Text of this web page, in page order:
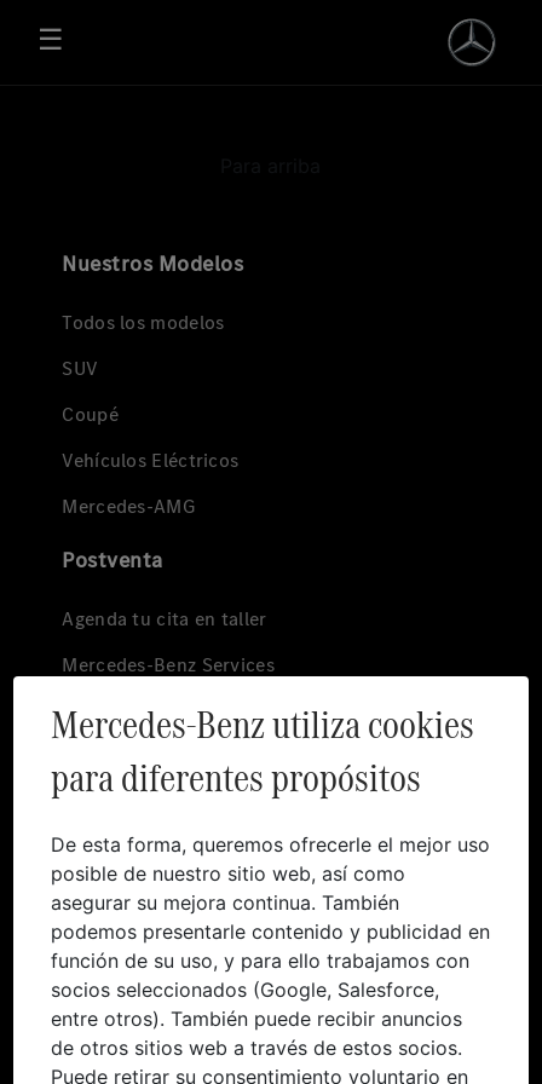
Saltar al contenido principal
Postventa - Mercedes-Benz
☰
Mercedes-Benz utiliza cookies
para diferentes propósitos
De esta forma, queremos ofrecerle el mejor uso
posible de nuestro sitio web, así como
asegurar su mejora continua. También
podemos presentarle contenido y publicidad en
función de su uso, y para ello trabajamos con
socios seleccionados (Google, Salesforce,
entre otros). También puede recibir anuncios
de otros sitios web a través de estos socios.
Puede retirar su consentimiento voluntario en
Nuestros Modelos
Todos los modelos
SUV
Coupé
Vehículos Eléctricos
Mercedes-AMG
Postventa
Agenda tu cita en taller
Mercedes-Benz Services
Garantía
Canal de denuncias
Mundo Mercedes
Historia
She´s Mercedes
Electromovilidad
Sostenibilidad